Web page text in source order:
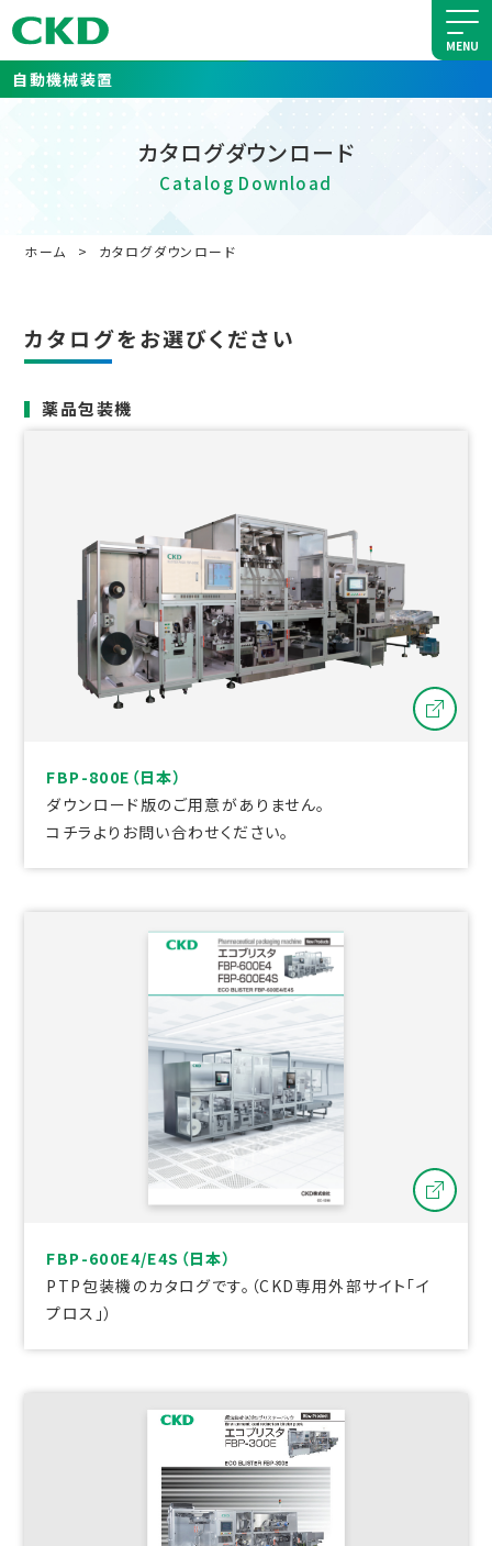
自動機械装置
カタログダウンロード
Catalog Download
ホーム カタログダウンロード
カタログをお選びください
薬品包装機
FBP-800E（日本）
ダウンロード版のご用意がありません。
コチラよりお問い合わせください。
FBP-600E4/E4S（日本）
PTP包装機のカタログです。（CKD専用外部サイト「イ
プロス」）